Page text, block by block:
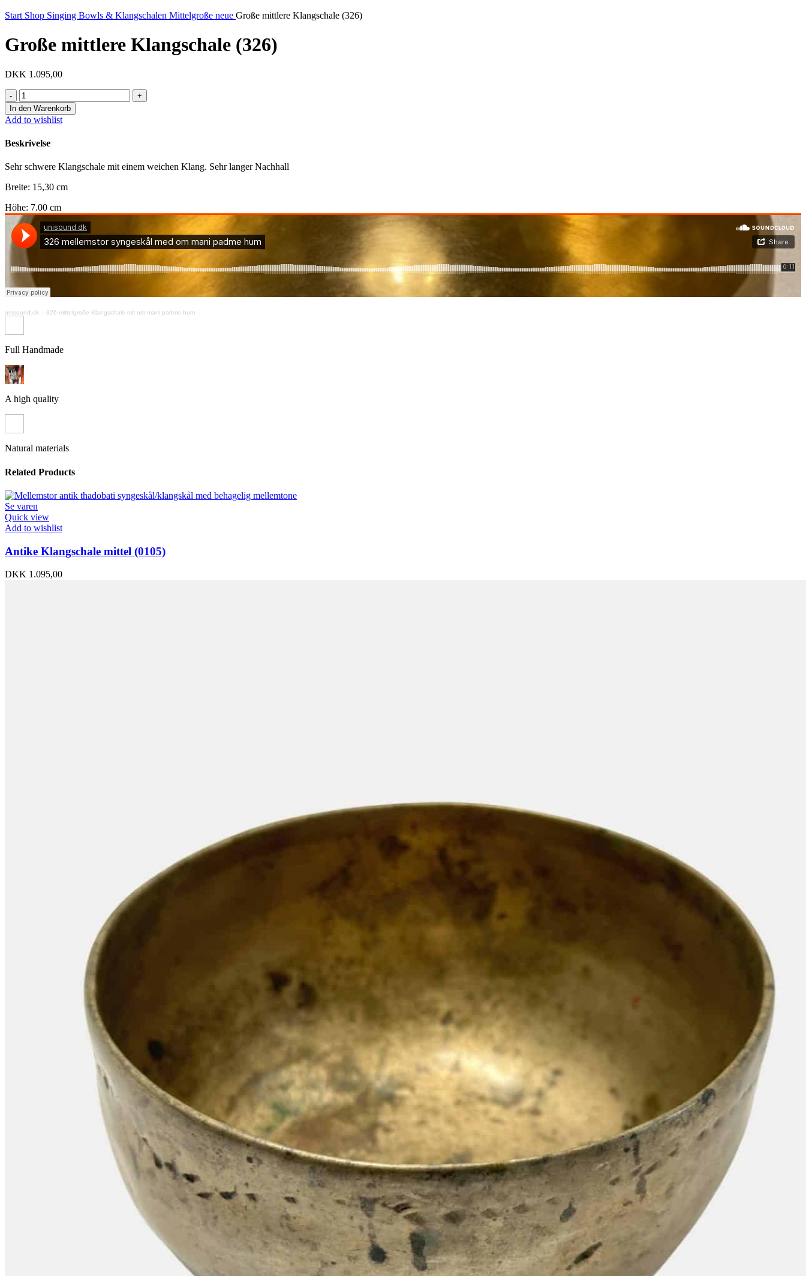
Start Shop Singing Bowls & Klangschalen Mittelgroße neue Große mittlere Klangschale (326)
Große mittlere Klangschale (326)
DKK 1.095,00
Große
mittlere
Klangschale
(326)
Menge
In den Warenkorb
Add to wishlist
Beskrivelse
Sehr schwere Klangschale mit einem weichen Klang. Sehr langer Nachhall
Breite: 15,30 cm
Höhe: 7.00 cm
unisound.dk – 326 mittelgroße Klangschale mit om mani padme hum
Full Handmade
A high quality
Natural materials
Related Products
Se varen
Quick view
Add to wishlist
Antike Klangschale mittel (0105)
DKK 1.095,00